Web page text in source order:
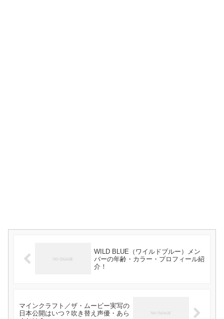
WILD BLUE（ワイルドブルー）メン
バーの年齢・カラー・プロフィール紹
介！
マインクラフト／ザ・ムービー実写の
日本公開はいつ？吹き替え声優・あら